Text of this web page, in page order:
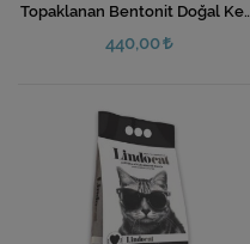
Topaklanan Bentonit Doğal Kedi
440,00